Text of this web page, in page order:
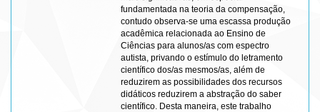
fundamentada na teoria da compensação,
contudo observa-se uma escassa produção
acadêmica relacionada ao Ensino de
Ciências para alunos/as com espectro
autista, privando o estímulo do letramento
científico dos/as mesmos/as, além de
reduzirem as possibilidades dos recursos
didáticos reduzirem a abstração do saber
científico. Desta maneira, este trabalho